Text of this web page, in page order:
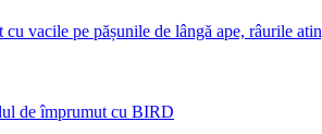
vacile pe pășunile de lângă ape, râurile
de împrumut cu BIRD